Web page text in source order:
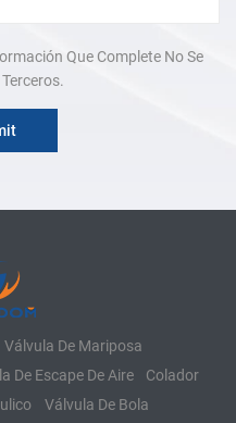
Que Complete No Se
Válvula De Mariposa
De Escape De Aire
Colador
Válvula De Bola